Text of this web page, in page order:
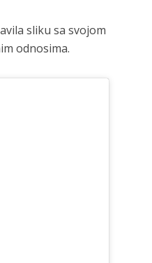
sliku sa svojom
odnosima.